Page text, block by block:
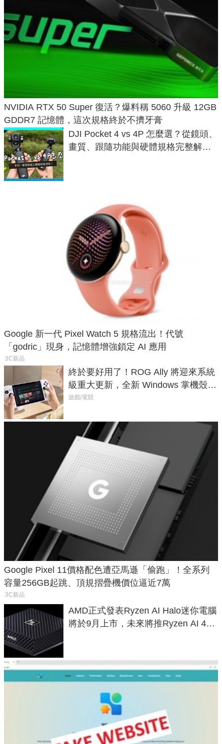
NVIDIA RTX 50 Super 復活？爆料稱 5060 升級 12GB
GDDR7 記憶體，這次規格終於不擠牙膏
DJI Pocket 4 vs 4P 怎麼選？從鏡頭、
畫質、跟隨功能與硬體規格完整解
Google 新一代 Pixel Watch 5 規格流出！代號
「godric」現身，記憶體增強鎖定 AI 應用
3C新品
終於要好用了！ROG Ally 將迎來系統
級重大更新，全新 Windows 掌機殼模
式讓操作就像 Xbox 一樣順暢
遊戲/電競
Google Pixel 11價格配色遭亞馬遜「偷跑」！全系列
容量256GB起跳、頂規摺疊機價位逼近7萬
3C新品
AMD正式發表Ryzen AI Halo迷你電腦
將於9月上市，未來將推Ryzen AI 400